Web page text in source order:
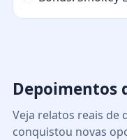
Depoimentos
Veja relatos reais de
conquistou novas